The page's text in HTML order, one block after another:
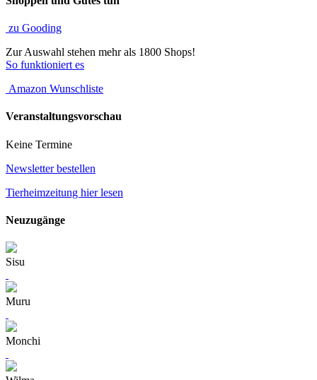
zu Gooding
Zur Auswahl stehen mehr als 1800 Shops!
So funktioniert es
Amazon Wunschliste
Veranstaltungsvorschau
Keine Termine
Newsletter bestellen
Tierheimzeitung hier lesen
Neuzugänge
Sisu
Muru
Monchi